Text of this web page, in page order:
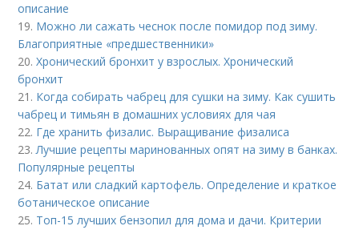
описание
19. Можно ли сажать чеснок после помидор под зиму.
Благоприятные «предшественники»
20.Хронический бронхит у взрослых. Хронический
бронхит
21. Когда собирать чабрец для сушки на зиму. Как сушить
чабрец и тимьян в домашних условиях для чая
22. Где хранить физалис. Выращивание физалиса
23.Лучшие рецепты маринованных опят на зиму в банках.
Популярные рецепты
24. Батат или сладкий картофель. Определение и краткое
ботаническое описание
25. Топ-15 лучших бензопил для дома и дачи. Критерии